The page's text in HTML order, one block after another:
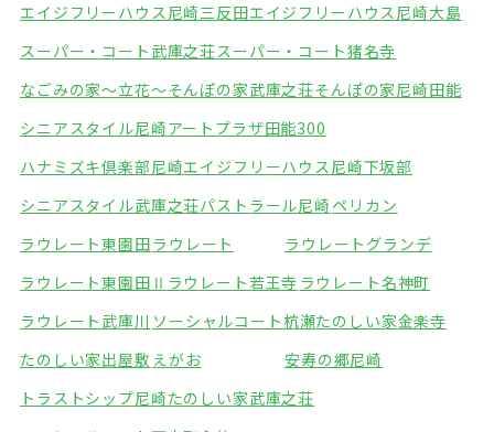
エイジフリーハウス尼崎三反田エイジフリーハウス尼崎大島
スーパー・コート武庫之荘スーパー・コート猪名寺
なごみの家～立花～そんぽの家武庫之荘そんぽの家尼崎田能
シニアスタイル尼崎アートプラザ田能300
ハナミズキ倶楽部尼崎エイジフリーハウス尼崎下坂部
シニアスタイル武庫之荘パストラール尼崎 ペリカン
ラウレート東園田ラウレート
ラウレートグランデ
ラウレート東園田Ⅱ ラウレート若王寺 ラウレート名神町
ラウレート武庫川 ソーシャルコート杭瀬たのしい家金楽寺
たのしい家出屋敷 えがお
安寿の郷尼崎
トラストシップ尼崎たのしい家武庫之荘